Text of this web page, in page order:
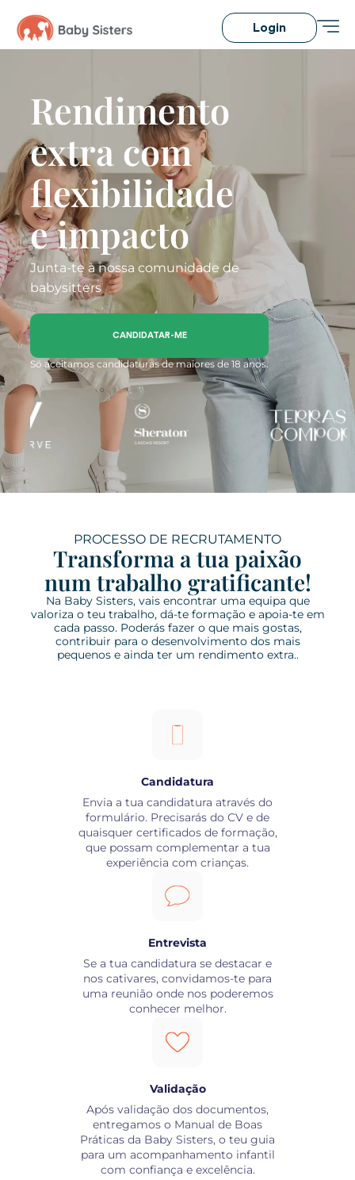
Login
Rendimento
extra com
flexibilidade
e impacto
Junta-te à nossa comunidade de
babysitters
CANDIDATAR-ME
Só aceitamos candidaturas de maiores de 18 anos.
PROCESSO DE RECRUTAMENTO
Transforma a tua paixão
num trabalho gratificante!
Na Baby Sisters, vais encontrar uma equipa que
valoriza o teu trabalho, dá-te formação e apoia-te em
cada passo. Poderás fazer o que mais gostas,
contribuir para o desenvolvimento dos mais
pequenos e ainda ter um rendimento extra..
Candidatura
Envia a tua candidatura através do
formulário. Precisarás do CV e de
quaisquer certificados de formação,
que possam complementar a tua
experiência com crianças.
Entrevista
Se a tua candidatura se destacar e
nos cativares, convidamos-te para
uma reunião onde nos poderemos
conhecer melhor.
Validação
Após validação dos documentos,
entregamos o Manual de Boas
Práticas da Baby Sisters, o teu guia
para um acompanhamento infantil
com confiança e excelência.